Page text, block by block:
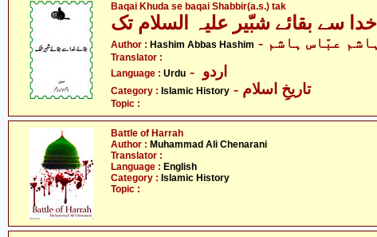
Baqai Khuda se baqai Shabbir(a.s.) tak
Author : Hashim Abbas Hashim - ہاشم عبّاس ہاشم
Translator :
Language : Urdu
Category : Islamic History - تاریخِ اسلام
Topic :
Battle of Harrah
Author : Muhammad Ali Chenarani
Translator :
Language : English
Category : Islamic History
Topic :